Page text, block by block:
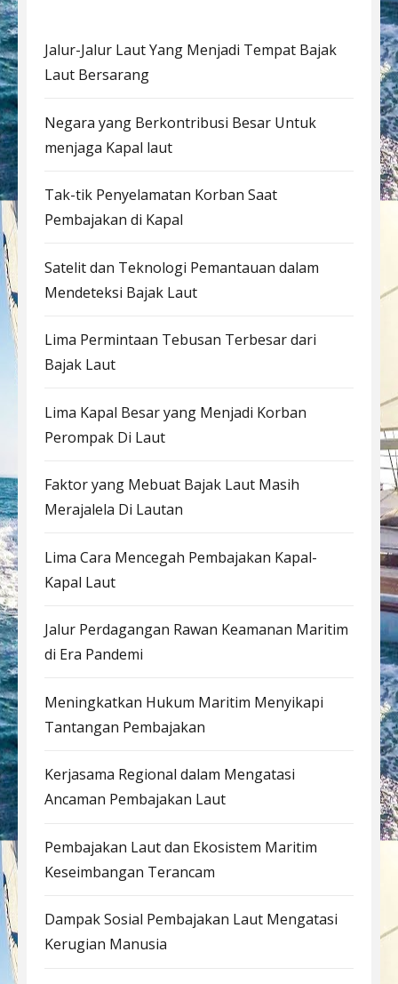
Jalur-Jalur Laut Yang Menjadi Tempat Bajak
Laut Bersarang
Negara yang Berkontribusi Besar Untuk
menjaga Kapal laut
Tak-tik Penyelamatan Korban Saat
Pembajakan di Kapal
Satelit dan Teknologi Pemantauan dalam
Mendeteksi Bajak Laut
Lima Permintaan Tebusan Terbesar dari
Bajak Laut
Lima Kapal Besar yang Menjadi Korban
Perompak Di Laut
Faktor yang Mebuat Bajak Laut Masih
Merajalela Di Lautan
Lima Cara Mencegah Pembajakan Kapal-
Kapal Laut
Jalur Perdagangan Rawan Keamanan Maritim
di Era Pandemi
Meningkatkan Hukum Maritim Menyikapi
Tantangan Pembajakan
Kerjasama Regional dalam Mengatasi
Ancaman Pembajakan Laut
Pembajakan Laut dan Ekosistem Maritim
Keseimbangan Terancam
Dampak Sosial Pembajakan Laut Mengatasi
Kerugian Manusia